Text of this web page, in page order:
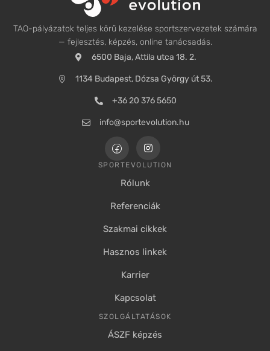
TAO-pályázatok teljes körű kezelése sportszervezetek számára
— fejlesztés, képzés, online tanácsadás.
6500 Baja, Attila utca 18. 2.
1134 Budapest, Dózsa György út 53.
+36 20 376 5650
info@sportevolution.hu
SPORTEVOLUTION
Rólunk
Referenciák
Szakmai cikkek
Hasznos linkek
Karrier
Kapcsolat
SZOLGÁLTATÁSOK
ÁSZF képzés